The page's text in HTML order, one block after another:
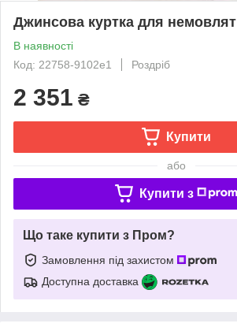
Джинсова куртка для немовлят
В наявності
Код: 22758-9102e1
Роздріб
2 351 ₴
Купити
або
Купити з
Що таке купити з Пром?
Замовлення під захистом
Доступна доставка